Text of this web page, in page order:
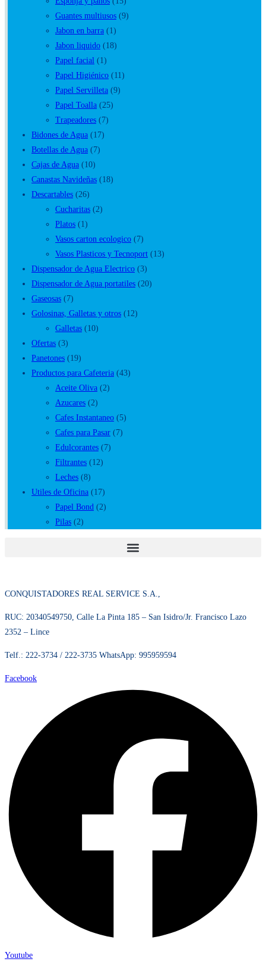
Escoba (4)
Esponja y paños (15)
Guantes multiusos
Jabon en barra (1)
Jabon liquido (18)
Papel facial (1)
Papel Higiénico (11)
Papel Servilleta (9)
Papel Toalla (25)
Trapeadores (7)
Bidones de Agua (17)
Botellas de Agua (7)
Cajas de Agua (10)
Canastas Navideñas
Descartables (26)
Cucharitas
Platos (1)
Vasos carton ecologico (7)
Vasos Plasticos y Tecnoport
Dispensador de Agua Electrico (3)
Dispensador de Agua portatiles
Gaseosas (7)
Golosinas, Galletas y otros
Galletas
Ofertas (3)
Panetones (19)
Productos para Cafeteria
Aceite Oliva
Azucares (2)
Cafes Instantaneo (5)
Cafes para Pasar
Edulcorantes (7)
Filtrantes (12)
Leches (8)
Utiles de Oficina (17)
Papel Bond
RUC: 20340549750, Calle La Pinta 185 – San Isidro/Jr. Francisco Lazo 2352